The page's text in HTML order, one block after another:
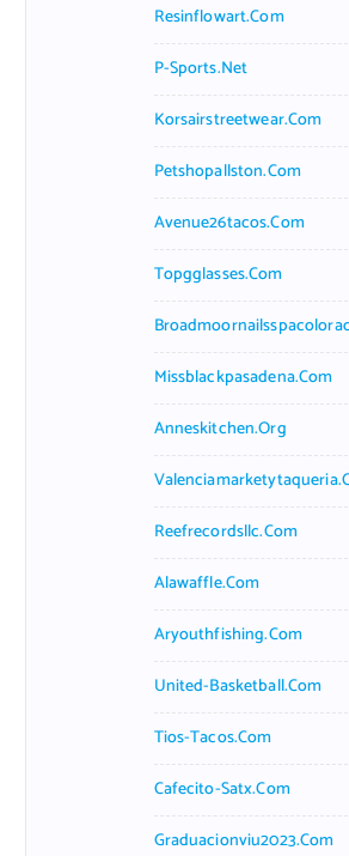
Resinflowart.com
P-Sports.net
Korsairstreetwear.com
Petshopallston.com
Avenue26tacos.com
Topgglasses.com
Missblackpasadena.com
Anneskitchen.org
Reefrecordsllc.com
Alawaffle.com
Aryouthfishing.com
United-Basketball.com
Tios-Tacos.com
Cafecito-Satx.com
Graduacionviu2023.com